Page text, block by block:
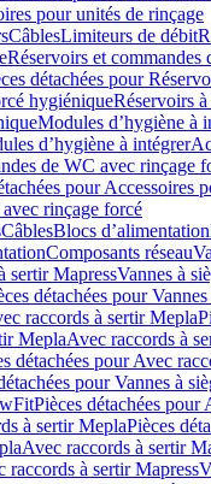
pour unités de rinçage
CâblesLimiteurs de débit
Réservoirs et commandes
détachées pour
hygiéniqueRéservoirs
Modules d’hygiène à
d’hygiène à intégrer
de WC avec rinçage
pour Accessoires
rinçage forcé
CâblesBlocs d’alimentation
Composants réseau
sertir MapressVannes à
détachées pour
raccords à sertir Mepla
MeplaAvec raccords à
détachées pour Avec
pour Vannes à
Pièces détachées pour
à sertir MeplaPièces
Avec raccords à sertir
raccords à sertir Mapress